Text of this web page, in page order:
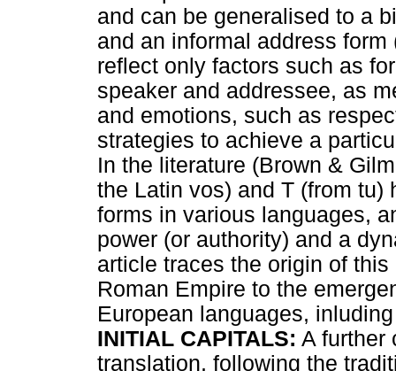
and can be generalised to a
and an informal address
reflect only factors such as
speaker and addressee, as
and emotions, such as
strategies to achieve a
In the literature (Brown &
the Latin vos) and T (from tu)
forms in various languages,
power (or authority) and a
article traces the origin of
Roman Empire to the
European languages,
INITIAL CAPITALS: A further
translation, following the